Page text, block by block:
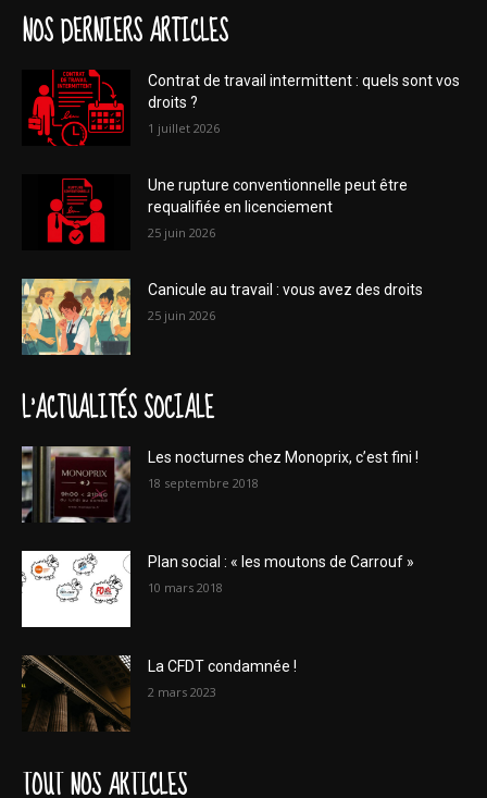
NOS DERNIERS ARTICLES
Contrat de travail intermittent : quels sont vos
droits ?
1 juillet 2026
Une rupture conventionnelle peut être
requalifiée en licenciement
25 juin 2026
Canicule au travail : vous avez des droits
25 juin 2026
L'ACTUALITÉS SOCIALE
Les nocturnes chez Monoprix, c’est fini !
18 septembre 2018
Plan social : « les moutons de Carrouf »
10 mars 2018
La CFDT condamnée !
2 mars 2023
TOUT NOS ARTICLES